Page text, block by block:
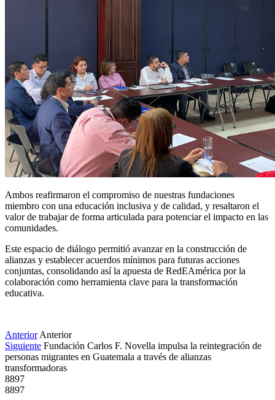
Ambos reafirmaron el compromiso de nuestras fundaciones
miembro con una educación inclusiva y de calidad, y resaltaron el
valor de trabajar de forma articulada para potenciar el impacto en las
comunidades.
Este espacio de diálogo permitió avanzar en la construcción de
alianzas y establecer acuerdos mínimos para futuras acciones
conjuntas, consolidando así la apuesta de RedEAmérica por la
colaboración como herramienta clave para la transformación
educativa.
Anterior Anterior
Siguiente Fundación Carlos F. Novella impulsa la reintegración de
personas migrantes en Guatemala a través de alianzas
transformadoras
8897
8897